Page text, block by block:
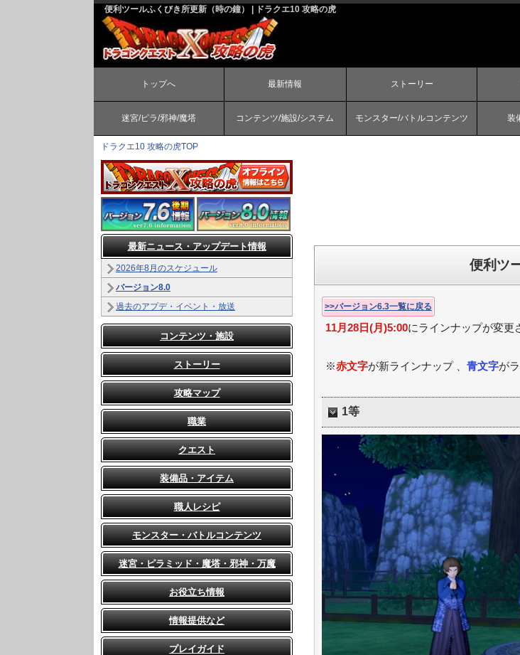
便利ツールふくびき所更新（時の鐘） | ドラクエ10 攻略の虎
トップへ 最新情報 ストーリー
迷宮/ピラ/邪神/魔塔 コンテンツ/施設/システム モンスター/バトルコンテンツ 装
ドラクエ10 攻略の虎TOP
便利ツ
>>バージョン6.3一覧に戻る
11月28日(月)5:00にラインナップが変更
※赤文字が新ラインナップ 、 青文字が
1等
最新ニュース・アップデート情報
2026年8月のスケジュール
バージョン8.0
過去のアプデ・イベント・放送
コンテンツ・施設
ストーリー
攻略マップ
職業
クエスト
装備品・アイテム
職人レシピ
モンスター・バトルコンテンツ
迷宮・ピラミッド・魔塔・邪神・万魔
お役立ち情報
情報提供など
プレイガイド